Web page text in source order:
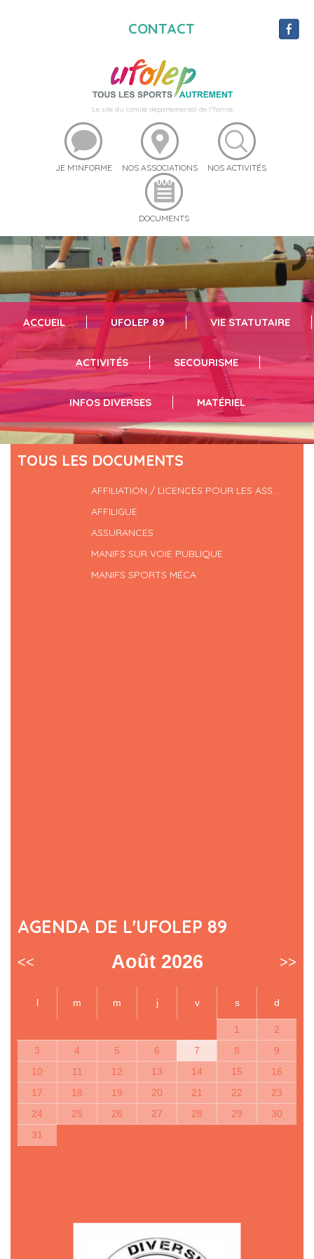
CONTACT
Le site du comité départemental de l'Yonne
JE M'INFORME NOS ASSOCIATIONS NOS ACTIVITÉS
DOCUMENTS
UFO STREET 89
infos et inscriptions en suivant le lien
RÉSERVEZ DU MATÉRIEL
vous pouvez résrever du matériel en suivant le lien
UFOSEBOUGER
séances de sport cliquez ici
ACCUEIL UFOLEP 89 VIE STATUTAIRE
ACTIVITÉS SECOURISME
INFOS DIVERSES MATÉRIEL
TOUS LES DOCUMENTS
AFFILIATION / LICENCES POUR LES ASS...
AFFILIGUE
ASSURANCES
MANIFS SUR VOIE PUBLIQUE
MANIFS SPORTS MÉCA
AGENDA DE L'UFOLEP 89
<< Août 2026 >>
l m m j v s d
1
2
3
4 5 6 7 8
9
10
11 12 13 14 15
16
17
18 19 20 21 22
23
24
25 26 27 28 29
30
31